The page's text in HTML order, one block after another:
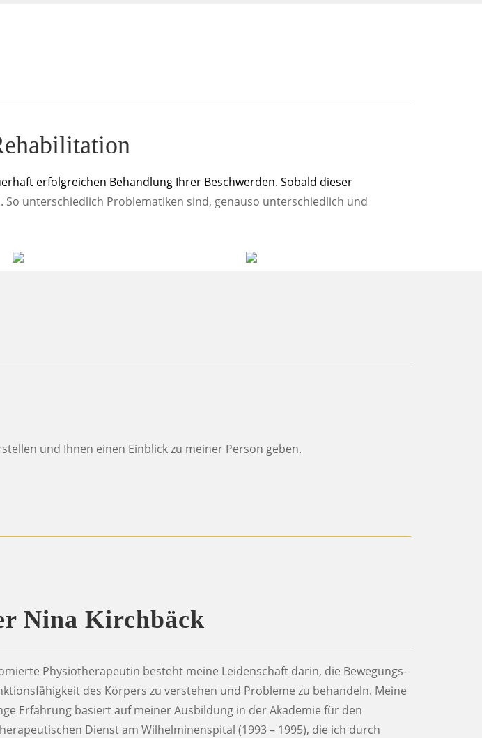
erfolgreichen Behandlung Ihrer Beschwerden. Sobald dieser
. So unterschiedlich Problematiken sind, genauso unterschiedlich und
und Ihnen einen Einblick zu meiner Person geben.
Nina Kirchbäck
Physiotherapeutin besteht meine Leidenschaft darin, die Bewegungs-
des Körpers zu verstehen und Probleme zu behandeln. Meine
Erfahrung basiert auf meiner Ausbildung in der Akademie für den
Dienst am Wilhelminenspital (1993 – 1995), die ich durch